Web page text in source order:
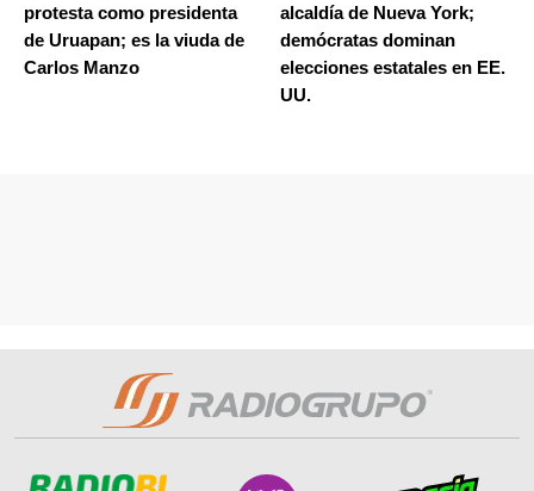
protesta como presidenta
de Uruapan; es la viuda de
Carlos Manzo
alcaldía de Nueva York;
demócratas dominan
elecciones estatales en EE.
UU.